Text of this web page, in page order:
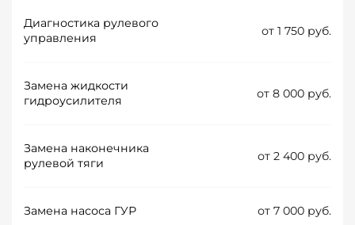
Диагностика рулевого
управления
от 1 750 руб.
Замена жидкости
гидроусилителя
от 8 000 руб.
Замена наконечника
рулевой тяги
от 2 400 руб.
Замена насоса ГУР от 7 000 руб.